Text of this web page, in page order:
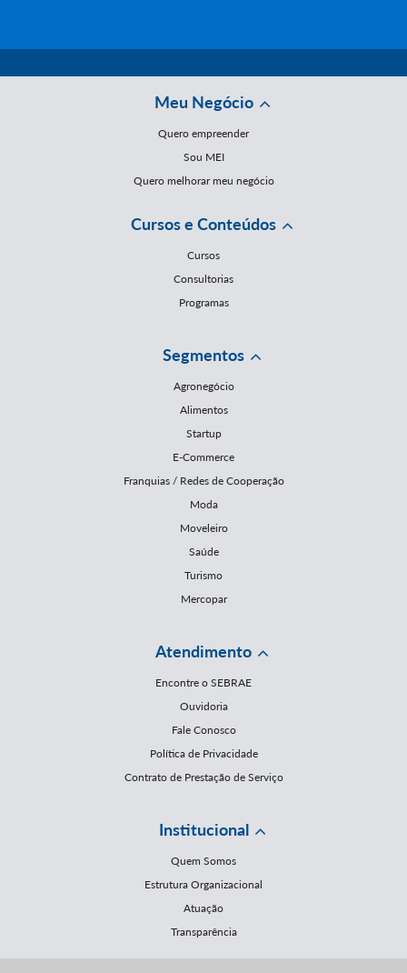
Meu Negócio
Quero empreender
Sou MEI
Quero melhorar meu negócio
Cursos e Conteúdos
Cursos
Consultorias
Programas
Segmentos
Agronegócio
Alimentos
Startup
E-Commerce
Franquias / Redes de Cooperação
Moda
Moveleiro
Saúde
Turismo
Mercopar
Atendimento
Encontre o SEBRAE
Ouvidoria
Fale Conosco
Política de Privacidade
Contrato de Prestação de Serviço
Institucional
Quem Somos
Estrutura Organizacional
Atuação
Transparência